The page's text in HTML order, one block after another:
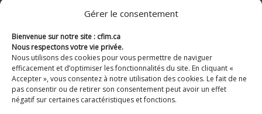
Gérer le consentement
Bienvenue sur notre site : cfim.ca
Nous respectons votre vie privée.
Nous utilisons des cookies pour vous permettre de naviguer
efficacement et d’optimiser les fonctionnalités du site. En cliquant «
Accepter », vous consentez à notre utilisation des cookies. Le fait de ne
pas consentir ou de retirer son consentement peut avoir un effet
négatif sur certaines caractéristiques et fonctions.
Devenir membre de CFIM
Suivez-nous